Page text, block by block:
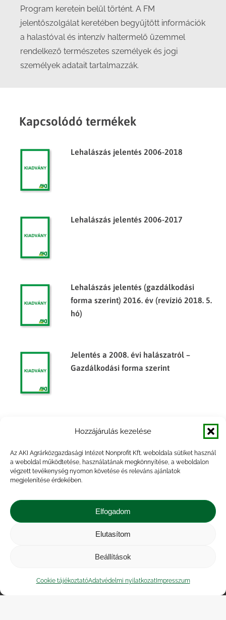
Hozzájárulás kezelése
Az AKI Agrárközgazdasági Intézet Nonprofit Kft. weboldala sütiket használ
a weboldal működtetése, használatának megkönnyítése, a weboldalon
végzett tevékenység nyomon követése és releváns ajánlatok
megjelenítése érdekében.
Elfogadom
Elutasítom
Beállítások
Cookie tájékoztatóAdatvédelmi nyilatkozatImpresszum
Program keretein belül történt. A FM
jelentőszolgálat keretében begyűjtött információk
a halastóval és intenzív haltermelő üzemmel
rendelkező természetes személyek és jogi
személyek adatait tartalmazzák.
Kapcsolódó termékek
Lehalászás jelentés 2006-2018
Lehalászás jelentés 2006-2017
Lehalászás jelentés (gazdálkodási
forma szerint) 2016. év (revízió 2018. 5.
hó)
Jelentés a 2008. évi halászatról –
Gazdálkodási forma szerint
Gazdálkodási forma szerint
bontásban) 2013. év
Közérdekű adatok
| Adatvédelmi nyilatkozat
|